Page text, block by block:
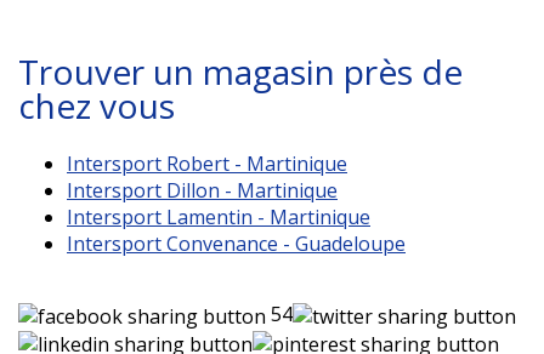
Trouver un magasin près de
chez vous
Intersport Robert - Martinique
Intersport Dillon - Martinique
Intersport Lamentin - Martinique
Intersport Convenance - Guadeloupe
54